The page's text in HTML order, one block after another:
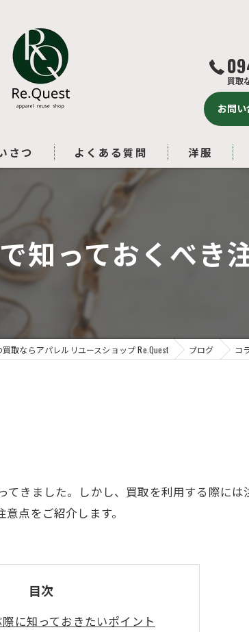
買取
お問
さつ よくある質問 洋服
知っておくべき
取ならアパレルリユースショップ Re.Quest ブログ コ
きました。しかし、買取を利用する際には
点をご紹介します。
目次
に知っておきたいポイント